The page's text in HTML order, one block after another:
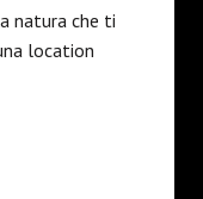
natura che ti
location